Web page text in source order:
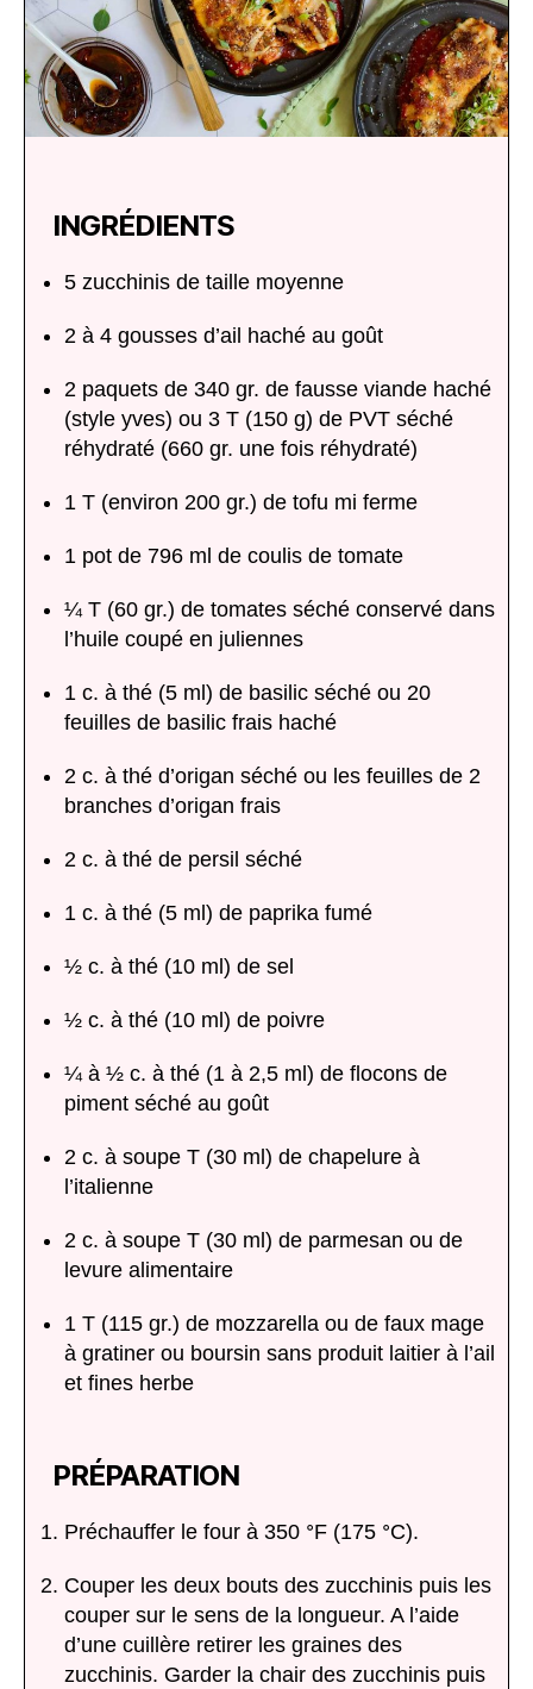
INGRÉDIENTS
5 zucchinis de taille moyenne
2 à 4 gousses d’ail haché au goût
2 paquets de 340 gr. de fausse viande haché
(style yves) ou 3 T (150 g) de PVT séché
réhydraté (660 gr. une fois réhydraté)
1 T (environ 200 gr.) de tofu mi ferme
1 pot de 796 ml de coulis de tomate
¼ T (60 gr.) de tomates séché conservé dans
l’huile coupé en juliennes
1 c. à thé (5 ml) de basilic séché ou 20
feuilles de basilic frais haché
2 c. à thé d’origan séché ou les feuilles de 2
branches d’origan frais
2 c. à thé de persil séché
1 c. à thé (5 ml) de paprika fumé
½ c. à thé (10 ml) de sel
½ c. à thé (10 ml) de poivre
¼ à ½ c. à thé (1 à 2,5 ml) de flocons de
piment séché au goût
2 c. à soupe T (30 ml) de chapelure à
l’italienne
2 c. à soupe T (30 ml) de parmesan ou de
levure alimentaire
1 T (115 gr.) de mozzarella ou de faux mage
à gratiner ou boursin sans produit laitier à l’ail
et fines herbe
PRÉPARATION
Préchauffer le four à 350 ᐤF (175 ᐤC).
Couper les deux bouts des zucchinis puis les
couper sur le sens de la longueur. A l’aide
d’une cuillère retirer les graines des
zucchinis. Garder la chair des zucchinis puis